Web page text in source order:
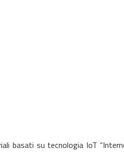
basati su tecnologia IoT